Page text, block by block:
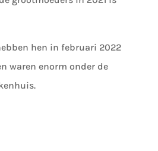
hen in februari 2022
waren enorm onder de